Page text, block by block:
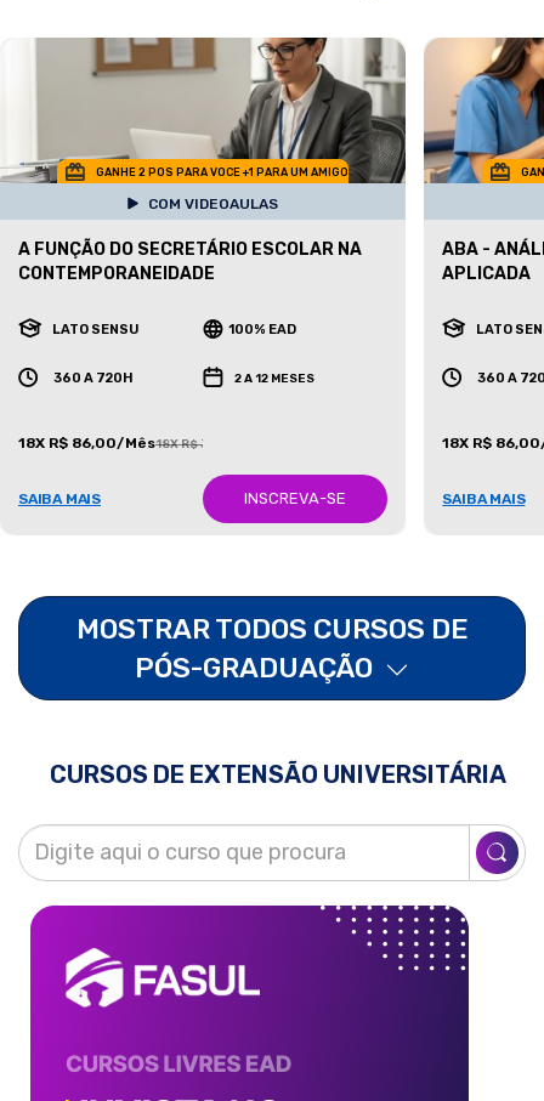
GANHE 2 POS PARA VOCE +1 PARA UM AMIGO
COM VIDEOAULAS
A FUNÇÃO DO SECRETÁRIO ESCOLAR NA
CONTEMPORANEIDADE
LATO SENSU 100% EAD
360 A 720H 2 A 12 MESES
18X R$ 86,00/Mês18X R$ 387,00/Mês
SAIBA MAIS INSCREVA-SE
ABA -
APLICADA
LATO
360 A
18X R$
SAIBA MAIS
MOSTRAR TODOS CURSOS DE
PÓS-GRADUAÇÃO
CURSOS DE EXTENSÃO UNIVERSITÁRIA